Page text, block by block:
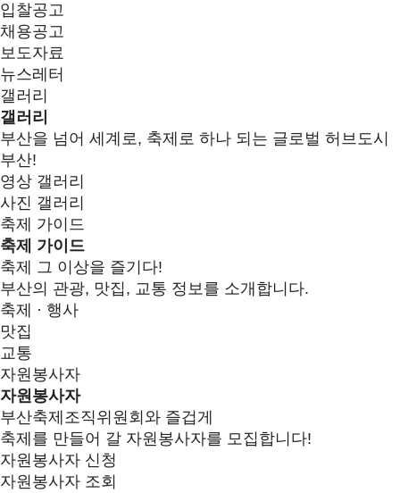
입찰공고
채용공고
보도자료
뉴스레터
갤러리
갤러리
부산을 넘어 세계로, 축제로 하나 되는 글로벌 허브도시
부산!
영상 갤러리
사진 갤러리
축제 가이드
축제 가이드
축제 그 이상을 즐기다!
부산의 관광, 맛집, 교통 정보를 소개합니다.
축제 · 행사
맛집
교통
자원봉사자
자원봉사자
부산축제조직위원회와 즐겁게
축제를 만들어 갈 자원봉사자를 모집합니다!
자원봉사자 신청
자원봉사자 조회